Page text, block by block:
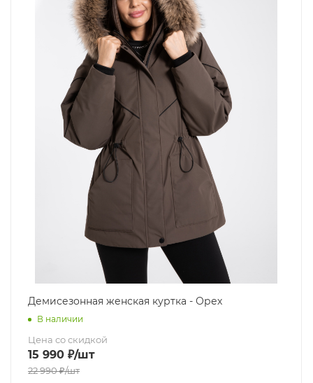
Демисезонная женская куртка - Орех
В наличии
Цена со скидкой
15 990 ₽/шт
22 990₽/шт